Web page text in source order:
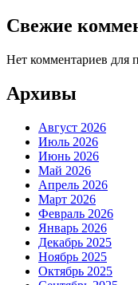
Свежие
Нет комментариев для
Архивы
Август 2026
Июль 2026
Июнь 2026
Май 2026
Апрель 2026
Март 2026
Февраль 2026
Январь 2026
Декабрь 2025
Ноябрь 2025
Октябрь 2025